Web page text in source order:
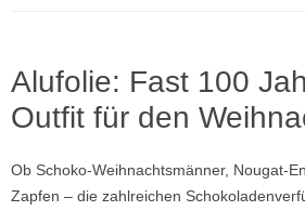
Alufolie: Fast 100
Outfit für den
Ob Schoko-Weihnachtsmänner, Nougat-
Zapfen – die zahlreichen